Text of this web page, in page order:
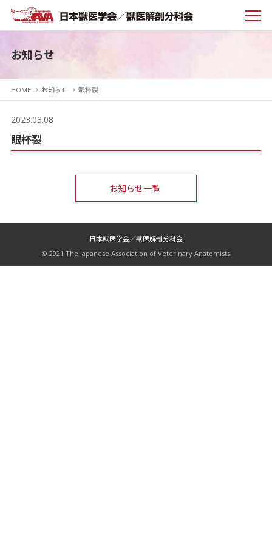
お知らせ
HOME お知らせ 眼杯裂
2023.03.08
眼杯裂
お知らせ一覧
日本獣医学会／獣医解剖分科会
© 2021 The Japanese Association of Veterinary Anatomists